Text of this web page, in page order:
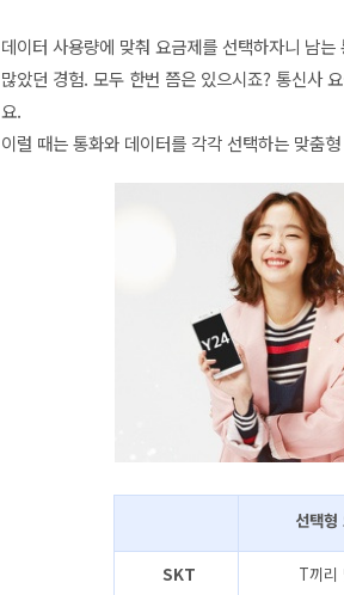
데이터 사용량에 맞춰 요금제를 선택하자니 남
많았던 경험. 모두 한번 쯤은 있으시죠?통신사
요.
이럴 때는 통화와 데이터를 각각 선택하는 맞춤
선택형
SKT T끼리